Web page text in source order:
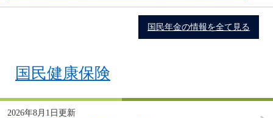
国民年金の情報を全て見る
国民健康保険
2026年8月1日更新